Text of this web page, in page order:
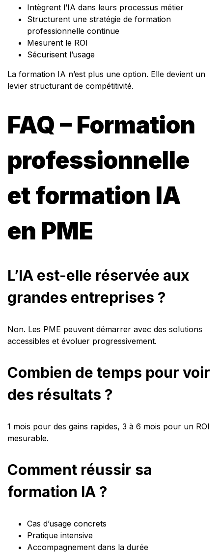
Intègrent l’IA dans leurs processus métier
Structurent une stratégie de formation
professionnelle continue
Mesurent le ROI
Sécurisent l’usage
La formation IA n’est plus une option. Elle devient un
levier structurant de compétitivité.
FAQ – Formation
professionnelle
et formation IA
en PME
L’IA est-elle réservée aux
grandes entreprises ?
Non. Les PME peuvent démarrer avec des solutions
accessibles et évoluer progressivement.
Combien de temps pour voir
des résultats ?
1 mois pour des gains rapides, 3 à 6 mois pour un ROI
mesurable.
Comment réussir sa
formation IA ?
Cas d’usage concrets
Pratique intensive
Accompagnement dans la durée